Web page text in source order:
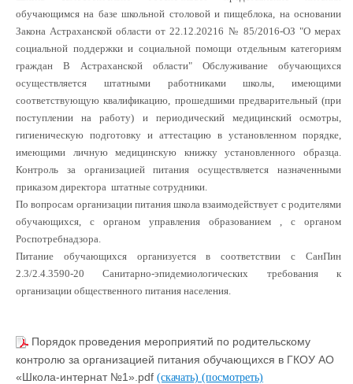
обучающимся на базе школьной столовой и пищеблока, на основании
Закона Астраханской области от 22.12.20216 № 85/2016-ОЗ "О мерах
социальной поддержки и социальной помощи отдельным категориям
граждан В Астраханской области" Обслуживание обучающихся
осуществляется штатными работниками школы, имеющими
соответствующую квалификацию, прошедшими предварительный (при
поступлении на работу) и периодический медицинский осмотры,
гигиеническую подготовку и аттестацию в установленном порядке,
имеющими личную медицинскую книжку установленного образца.
Контроль за организацией питания осуществляется назначенными
приказом директора штатные сотрудники.
По вопросам организации питания школа взаимодействует с родителями
обучающихся, с органом управления образованием , с органом
Роспотребнадзора.
Питание обучающихся организуется в соответствии с СанПин
2.3/2.4.3590-20 Санитарно-эпидемиологических требования к
организации общественного питания населения.
Порядок проведения мероприятий по родительскому
контролю за организацией питания обучающихся в ГКОУ АО
«Школа-интернат №1».pdf (скачать) (посмотреть)